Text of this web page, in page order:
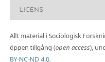
LICENS
Allt material i Sociologisk
öppen tillgång (open access),
BY-NC-ND 4.0.